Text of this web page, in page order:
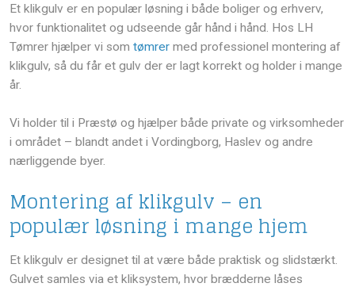
Et klikgulv er en populær løsning i både boliger og erhverv,
hvor funktionalitet og udseende går hånd i hånd. Hos LH
Tømrer hjælper vi som tømrermed professionel montering af
klikgulv, så du får et gulv der er lagt korrekt og holder i mange
år.
Vi holder til i Præstø og hjælper både private og virksomheder
i området – blandt andet i Vordingborg, Haslev og andre
nærliggende byer.
Montering af klikgulv – en
populær løsning i mange hjem
Et klikgulv er designet til at være både praktisk og slidstærkt.
Gulvet samles via et kliksystem, hvor brædderne låses